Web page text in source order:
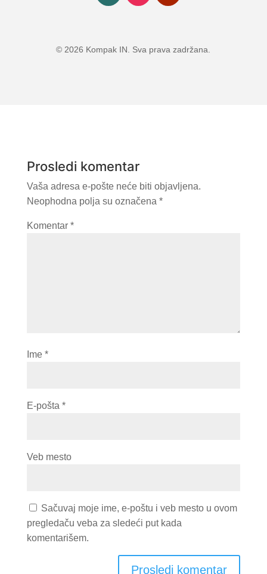
© 2026 Kompak IN. Sva prava zadržana.
Prosledi komentar
Vaša adresa e-pošte neće biti objavljena.
Neophodna polja su označena *
Komentar *
Ime *
E-pošta *
Veb mesto
Sačuvaj moje ime, e-poštu i veb mesto u ovom
pregledaču veba za sledeći put kada
komentarišem.